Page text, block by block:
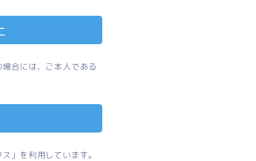
合には、ご本人である
」を利用しています。